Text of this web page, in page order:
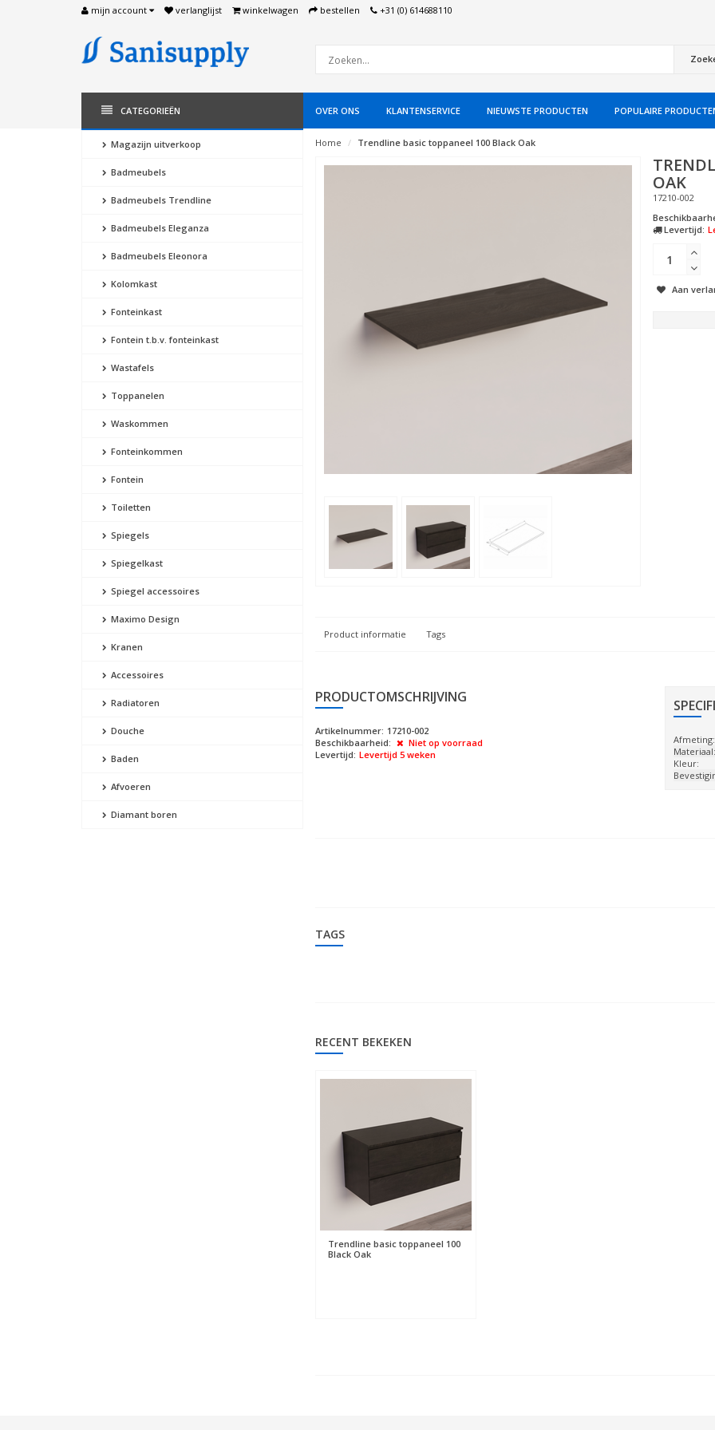
mijn account verlanglijst winkelwagen bestellen +31 (0) 614688110
CATEGORIEËN OVER ONS KLANTENSERVICE NIEUWSTE PRODUCTEN POPULAIRE
Magazijn uitverkoop
Badmeubels
Badmeubels Trendline
Badmeubels Eleganza
Badmeubels Eleonora
Kolomkast
Fonteinkast
Fontein t.b.v. fonteinkast
Wastafels
Toppanelen
Waskommen
Fonteinkommen
Fontein
Toiletten
Spiegels
Spiegelkast
Spiegel accessoires
Maximo Design
Kranen
Accessoires
Radiatoren
Douche
Baden
Afvoeren
Diamant boren
Home Trendline basic toppaneel 100 Black Oak
OAK
17210-002
Levertijd:
Aan
Product informatie Tags
PRODUCTOMSCHRIJVING
Artikelnummer: 17210-002
Beschikbaarheid:
Niet op voorraad
Levertijd: Levertijd 5 weken
Afmeting:
Materiaal:
Kleur:
TAGS
RECENT BEKEKEN
Trendline basic toppaneel 100
Black Oak